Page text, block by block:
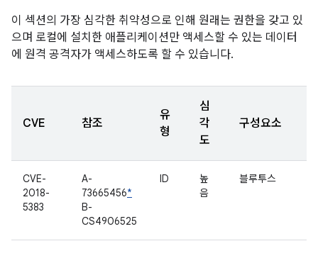
이 섹션의 가장 심각한 취약성으로 인해 원래는 권한을 갖고 있
으며 로컬에 설치한 애플리케이션만 액세스할 수 있는 데이터
에 원격 공격자가 액세스하도록 할 수 있습니다.
CVE 참조
유
형
심
각
도
구성요소
CVE-
2018-
5383
A-
73665456*
B-
CS4906525
ID
높
음
블루투스